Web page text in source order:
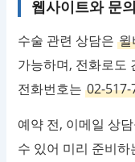
웹사이트와 문
수술 관련 상담은
가능하며, 전화로도
전화번호는02-
예약 전, 이메일 상
수 있어 미리 준비